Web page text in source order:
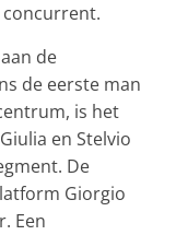
aan de
de eerste man
is het
en Stelvio
De
Giorgio
Een